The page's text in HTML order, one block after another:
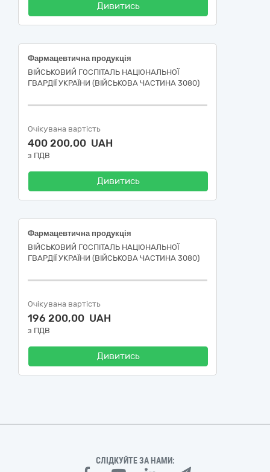
Дивитись
Фармацевтична продукція
ВІЙСЬКОВИЙ ГОСПІТАЛЬ НАЦІОНАЛЬНОЇ
ГВАРДІЇ УКРАЇНИ (ВІЙСЬКОВА ЧАСТИНА 3080)
Очікувана вартість
400 200,00 UAH
з ПДВ
Дивитись
Фармацевтична продукція
ВІЙСЬКОВИЙ ГОСПІТАЛЬ НАЦІОНАЛЬНОЇ
ГВАРДІЇ УКРАЇНИ (ВІЙСЬКОВА ЧАСТИНА 3080)
Очікувана вартість
196 200,00 UAH
з ПДВ
Дивитись
СЛІДКУЙТЕ ЗА НАМИ: